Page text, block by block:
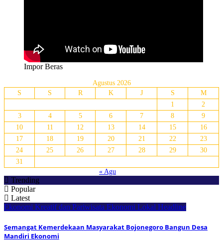
Impor Beras
Agustus 2026
S
S R K J S
M
1
2
3
4 5 6 7 8
9
10
11 12 13 14 15
16
17
18 19 20 21 22
23
24
25 26 27 28 29
30
31
« Agu
Trending
Popular
Latest
Ekonomi Kreatif dan Pariwisata Ekonomi Lokal Headline
Semangat Kemerdekaan Masyarakat Bojonegoro Bangun Desa
Mandiri Ekonomi